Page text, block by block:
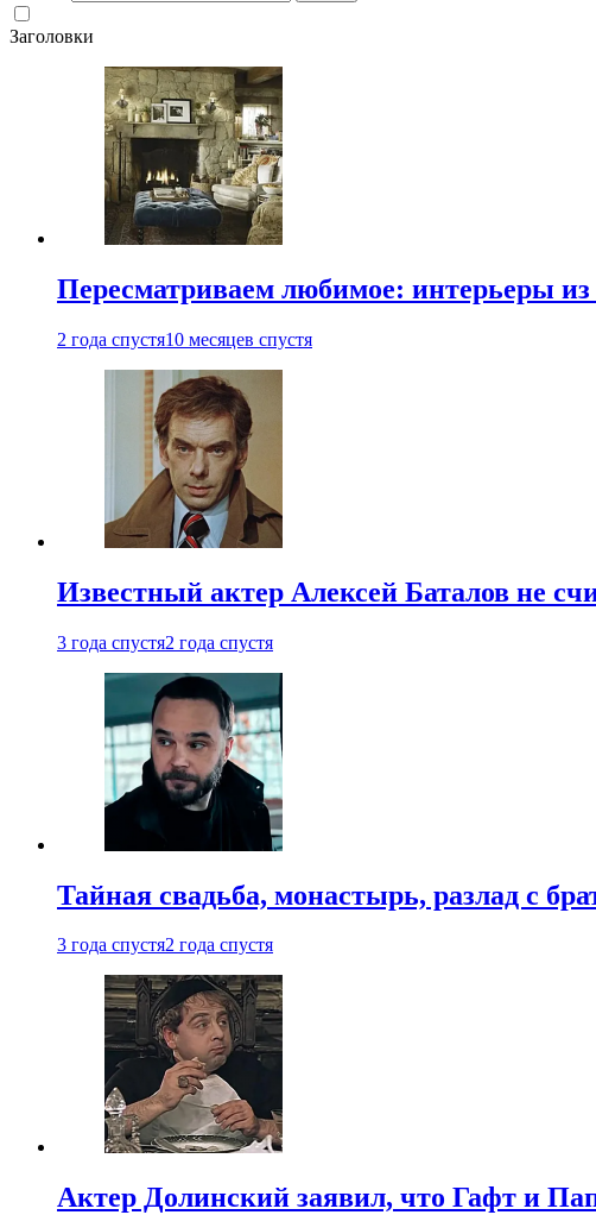
Заголовки
Пересматриваем любимое: интерьеры
2 года спустя10 месяцев спустя
Известный актер Алексей Баталов не
3 года спустя2 года спустя
Тайная свадьба, монастырь, разлад с
3 года спустя2 года спустя
Актер Долинский заявил, что Гафт и